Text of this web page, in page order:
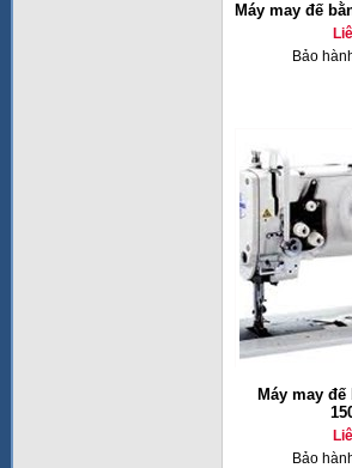
Máy may đế
Bảo
Máy may đế
Bảo